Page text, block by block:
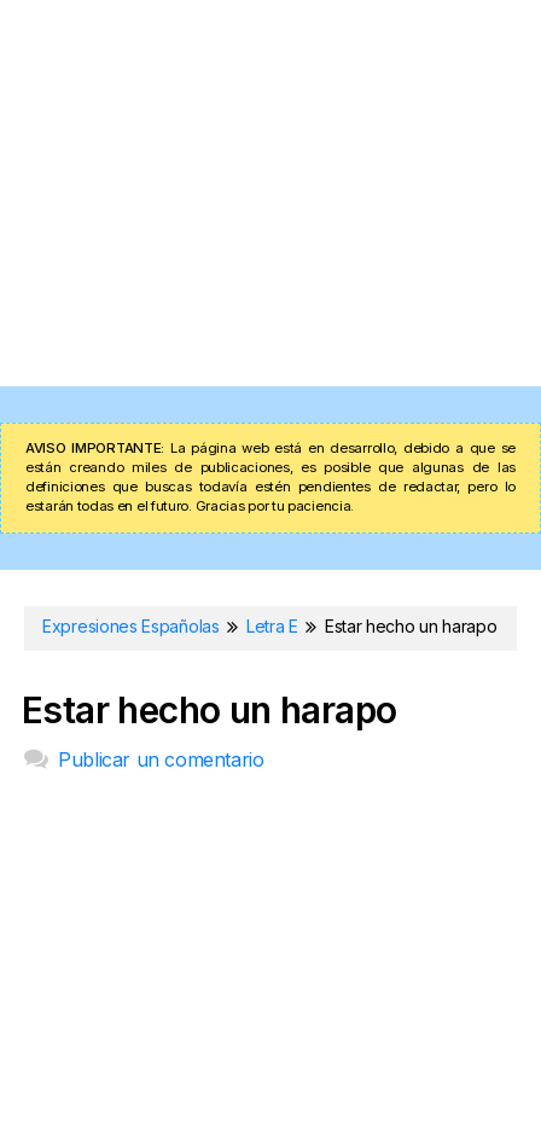
AVISO IMPORTANTE: La página web está en desarrollo, debido a que se
están creando miles de publicaciones, es posible que algunas de las
definiciones que buscas todavía estén pendientes de redactar, pero lo
estarán todas en el futuro. Gracias por tu paciencia.
Expresiones Españolas Letra E Estar hecho un harapo
Estar hecho un harapo
Publicar un comentario